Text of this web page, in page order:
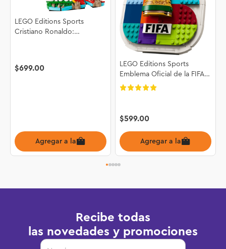
LEGO Editions Sports
Cristiano Ronaldo:
$699.00
Agregar a la bolsa
LEGO Editions Sports
Emblema Oficial de la FIFA
World Cup 2026™ 43032
$599.00
Agregar a la bolsa
Recibe todas
las novedades y promociones